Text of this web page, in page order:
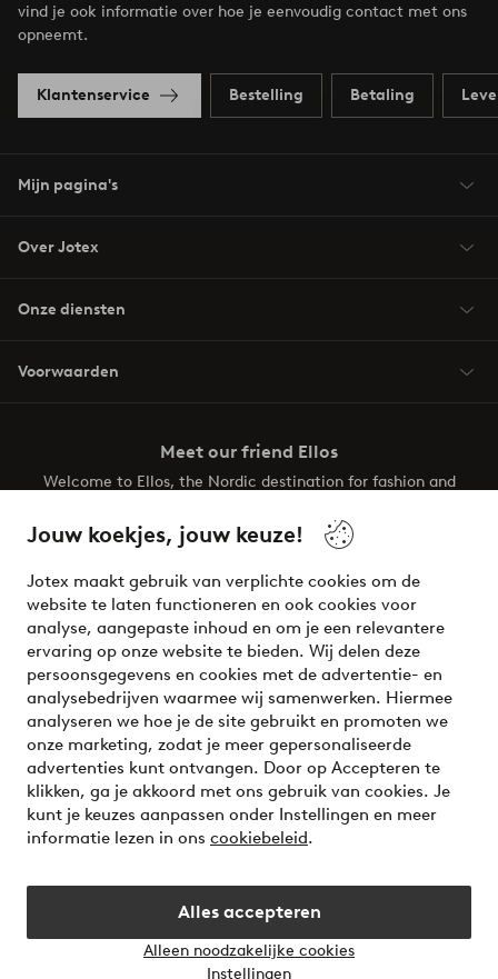
Jouw koekjes, jouw keuze!
Jotex maakt gebruik van verplichte cookies om de
website te laten functioneren en ook cookies voor
analyse, aangepaste inhoud en om je een relevantere
ervaring op onze website te bieden. Wij delen deze
persoonsgegevens en cookies met de advertentie- en
analysebedrijven waarmee wij samenwerken. Hiermee
analyseren we hoe je de site gebruikt en promoten we
onze marketing, zodat je meer gepersonaliseerde
advertenties kunt ontvangen. Door op Accepteren te
klikken, ga je akkoord met ons gebruik van cookies. Je
kunt je keuzes aanpassen onder Instellingen en meer
informatie lezen in ons cookiebeleid.
Alles accepteren
Alleen noodzakelijke cookies
Instellingen
vind je ook informatie over hoe je eenvoudig contact met ons
opneemt.
Klantenservice Bestelling Betaling
Mijn pagina's
Over Jotex
Onze diensten
Voorwaarden
Meet our friend Ellos
Welcome to Ellos, the Nordic destination for fashion and
your wardrobe. Your next inspiring look is here!
Veilig betalen - Nu betalen of opsplitsen
Wil je meer weten over onze betaalopties?